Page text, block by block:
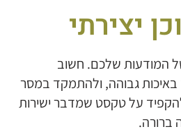
יצירתי
המודעות שלכם. חשוב
באיכות גבוהה, ולהתמקד במסר
על טקסט שמדבר ישירות
ברורה.